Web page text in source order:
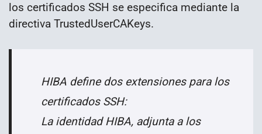
los certificados SSH se especifica mediante la
directiva TrustedUserCAKeys.
HIBA define dos extensiones para los
certificados SSH:
La identidad HIBA, adjunta a los